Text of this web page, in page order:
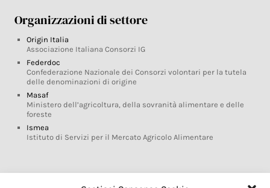
Organizzazioni di settore
Origin Italia
Associazione Italiana Consorzi IG
Federdoc
Confederazione Nazionale dei Consorzi volontari per la tutela
delle denominazioni di origine
Masaf
Ministero dell’agricoltura, della sovranità alimentare e delle
foreste
Ismea
Istituto di Servizi per il Mercato Agricolo Alimentare